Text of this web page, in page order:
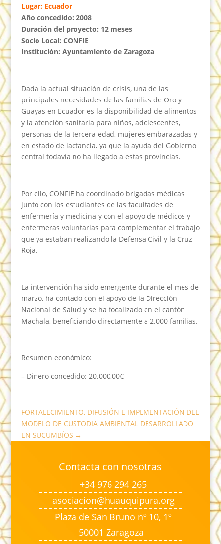
Lugar: Ecuador
Año concedido: 2008
Duración del proyecto: 12 meses
Socio Local: CONFIE
Institución: Ayuntamiento de Zaragoza
Dada la actual situación de crisis, una de las
principales necesidades de las familias de Oro y
Guayas en Ecuador es la disponibilidad de alimentos
y la atención sanitaria para niños, adolescentes,
personas de la tercera edad, mujeres embarazadas y
en estado de lactancia, ya que la ayuda del Gobierno
central todavía no ha llegado a estas provincias.
Por ello, CONFIE ha coordinado brigadas médicas
junto con los estudiantes de las facultades de
enfermería y medicina y con el apoyo de médicos y
enfermeras voluntarias para complementar el trabajo
que ya estaban realizando la Defensa Civil y la Cruz
Roja.
La intervención ha sido emergente durante el mes de
marzo, ha contado con el apoyo de la Dirección
Nacional de Salud y se ha focalizado en el cantón
Machala, beneficiando directamente a 2.000 familias.
Resumen económico:
– Dinero concedido: 20.000,00€
FORTALECIMIENTO, DIFUSIÓN E IMPLMENTACIÓN DEL
MODELO DE CUSTODIA AMBIENTAL DESARROLLADO
EN SUCUMBÍOS →
Contacta con nosotras
+34 976 294 265
asociacion@huauquipura.org
Plaza de San Bruno nº 10, 1º
50001 Zaragoza